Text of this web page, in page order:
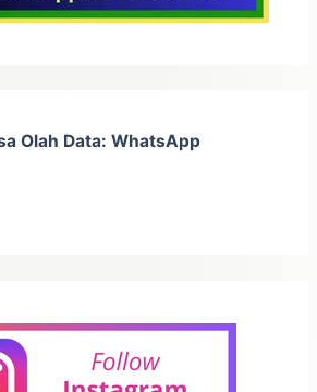
Olah Data: WhatsApp